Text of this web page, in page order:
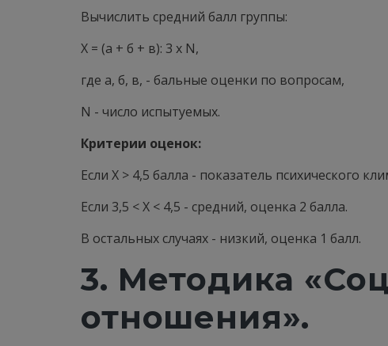
Вычислить средний балл группы:
X = (а + б + в): 3 х N,
где а, б, в, - бальные оценки по вопросам,
N - число испытуемых.
Критерии оценок:
Если X > 4,5 балла - показатель психического
Если 3,5 < X < 4,5 - средний, оценка 2 балла.
В остальных случаях - низкий, оценка 1 балл.
3. Методика
отношения».